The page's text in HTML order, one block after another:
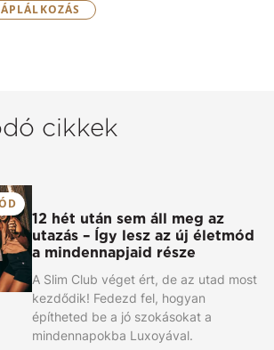
cikkek
12 hét után sem áll meg az
utazás – Így lesz az új életmód
a mindennapjaid része
A Slim Club véget ért, de az utad most
kezdődik! Fedezd fel, hogyan
építheted be a jó szokásokat a
mindennapokba Luxoyával.